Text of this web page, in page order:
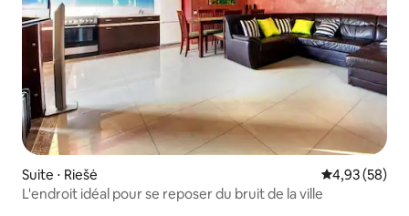
Suite ⋅ Riešė Évaluation
4,93 (58)
L'endroit idéal pour se reposer du bruit de la ville